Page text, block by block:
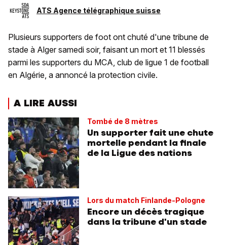
ATS Agence télégraphique suisse
Plusieurs supporters de foot ont chuté d'une tribune de
stade à Alger samedi soir, faisant un mort et 11 blessés
parmi les supporters du MCA, club de ligue 1 de football
en Algérie, a annoncé la protection civile.
A LIRE AUSSI
Tombé de 8 mètres
Un supporter fait une chute
mortelle pendant la finale
de la Ligue des nations
Lors du match Finlande-Pologne
Encore un décès tragique
dans la tribune d'un stade